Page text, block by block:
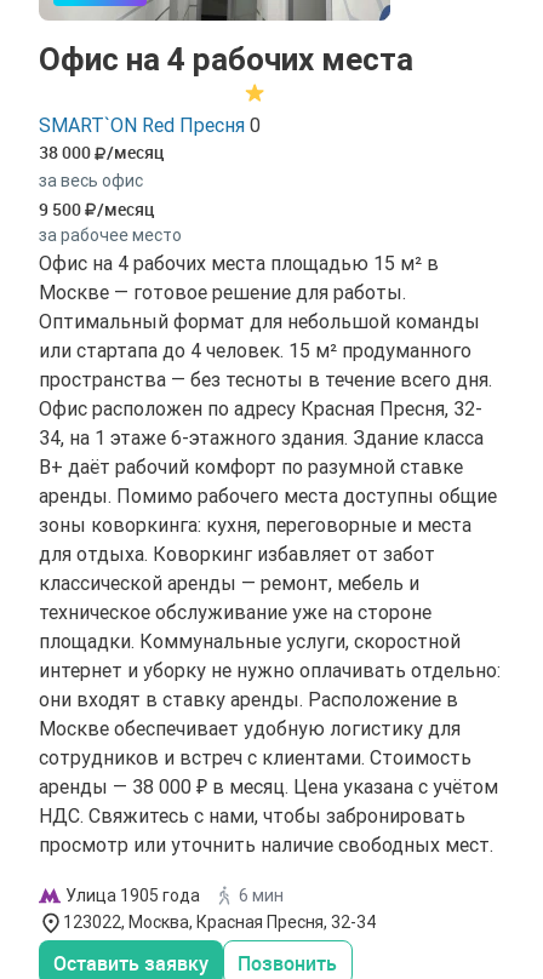
Офис на 4 рабочих места
SMART`ON Red Пресня 0
38 000 /месяц
за весь офис
9 500 /месяц
за рабочее место
Офис на 4 рабочих места площадью 15 м² в
Москве — готовое решение для работы.
Оптимальный формат для небольшой команды
или стартапа до 4 человек. 15 м² продуманного
пространства — без тесноты в течение всего дня.
Офис расположен по адресу Красная Пресня, 32-
34, на 1 этаже 6-этажного здания. Здание класса
B+ даёт рабочий комфорт по разумной ставке
аренды. Помимо рабочего места доступны общие
зоны коворкинга: кухня, переговорные и места
для отдыха. Коворкинг избавляет от забот
классической аренды — ремонт, мебель и
техническое обслуживание уже на стороне
площадки. Коммунальные услуги, скоростной
интернет и уборку не нужно оплачивать отдельно:
они входят в ставку аренды. Расположение в
Москве обеспечивает удобную логистику для
сотрудников и встреч с клиентами. Стоимость
аренды — 38 000 ₽ в месяц. Цена указана с учётом
НДС. Свяжитесь с нами, чтобы забронировать
просмотр или уточнить наличие свободных мест.
Улица 1905 года
6 мин
123022, Москва, Красная Пресня, 32-34
Оставить заявку Позвонить